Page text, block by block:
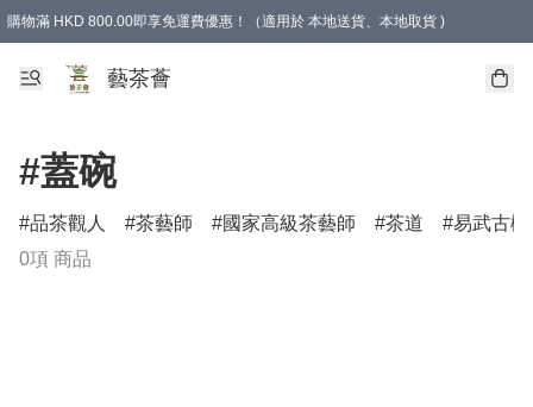
購物滿 HKD 800.00即享免運費優惠！（適用於 本地送貨、本地取貨 )
藝茶薈
#蓋碗
品茶觀人 茶藝師 國家高級茶藝師 茶道
易武古樹
0項 商品